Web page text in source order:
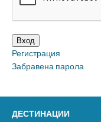
Вход
Регистрация
Забравена парола
ДЕСТИНАЦИИ